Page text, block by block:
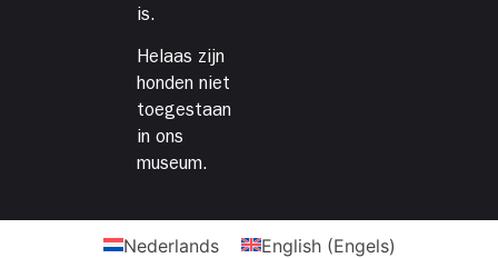
is.
Helaas zijn
honden niet
toegestaan
in ons
museum.
Nederlands English(Engels)